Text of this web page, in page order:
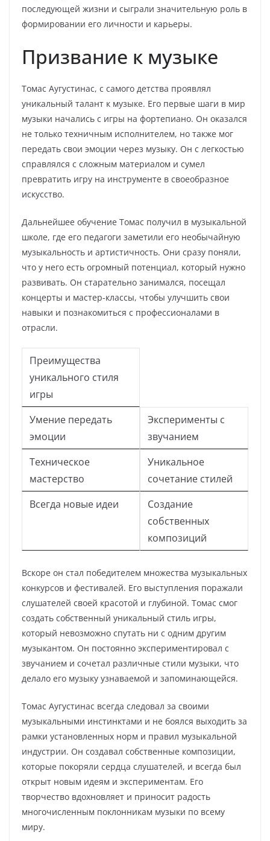
последующей жизни и сыграли значительную роль в
формировании его личности и карьеры.
Призвание к музыке
Томас Аугустинас, с самого детства проявлял
уникальный талант к музыке. Его первые шаги в мир
музыки начались с игры на фортепиано. Он оказался
не только техничным исполнителем, но также мог
передать свои эмоции через музыку. Он с легкостью
справлялся с сложным материалом и сумел
превратить игру на инструменте в своеобразное
искусство.
Дальнейшее обучение Томас получил в музыкальной
школе, где его педагоги заметили его необычайную
музыкальность и артистичность. Они сразу поняли,
что у него есть огромный потенциал, который нужно
развивать. Он старательно занимался, посещал
концерты и мастер-классы, чтобы улучшить свои
навыки и познакомиться с профессионалами в
отрасли.
Преимущества
уникального стиля
игры
Умение передать
эмоции
Эксперименты с
звучанием
Техническое
мастерство
Уникальное
сочетание стилей
Всегда новые идеи
Создание
собственных
композиций
Вскоре он стал победителем множества музыкальных
конкурсов и фестивалей. Его выступления поражали
слушателей своей красотой и глубиной. Томас смог
создать собственный уникальный стиль игры,
который невозможно спутать ни с одним другим
музыкантом. Он постоянно экспериментировал с
звучанием и сочетал различные стили музыки, что
делало его музыку узнаваемой и запоминающейся.
Томас Аугустинас всегда следовал за своими
музыкальными инстинктами и не боялся выходить за
рамки установленных норм и правил музыкальной
индустрии. Он создавал собственные композиции,
которые покоряли сердца слушателей, и всегда был
открыт новым идеям и экспериментам. Его
творчество вдохновляет и приносит радость
многочисленным поклонникам музыки по всему
миру.